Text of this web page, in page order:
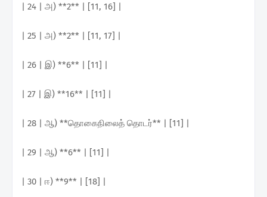
| 24 | அ) **2** | [11, 16] |
| 25 | அ) **2** | [11, 17] |
| 26 | இ) **6** | [11] |
| 27 | இ) **16** | [11] |
| 28 | ஆ) **தொகைநிலைத் தொடர்** | [11] |
| 29 | ஆ) **6** | [11] |
| 30 | ஈ) **9** | [18] |